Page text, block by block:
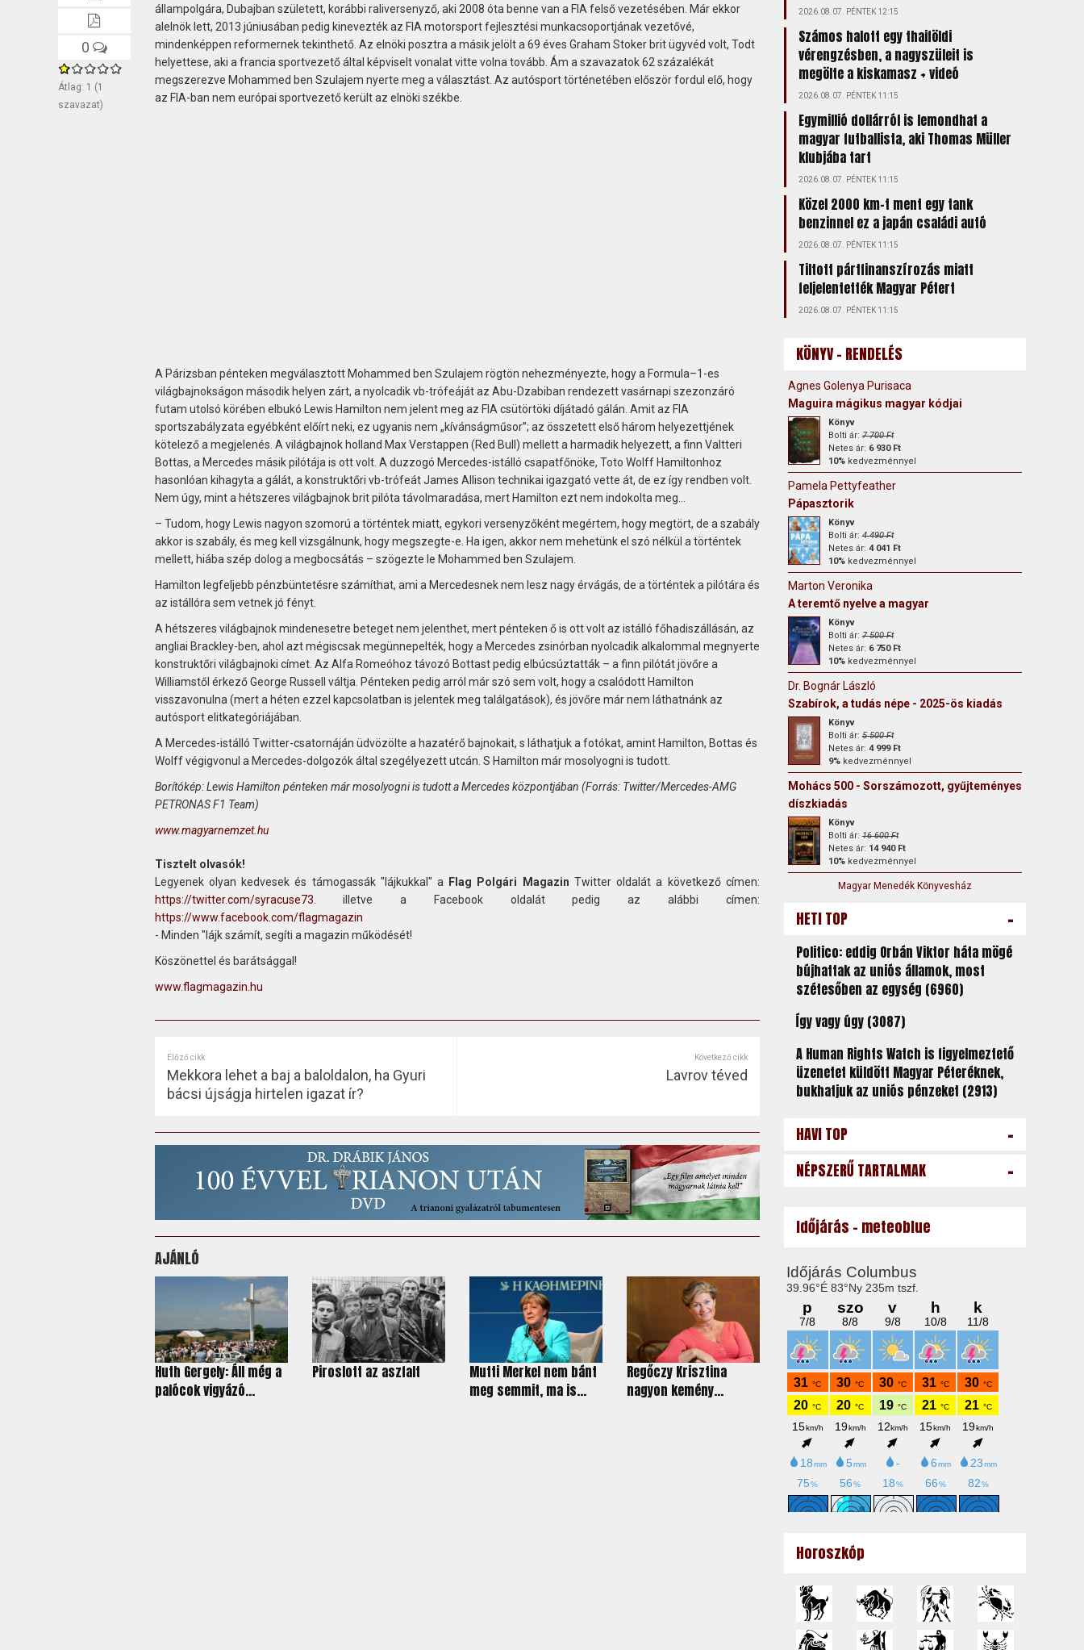
0
Átlag: 1 (1
szavazat)
állampolgára, Dubajban született, korábbi raliversenyző, aki 2008 óta benne van a FIA felső vezetésében. Már ekkor
alelnök lett, 2013 júniusában pedig kinevezték az FIA motorsport fejlesztési munkacsoportjának vezetővé,
mindenképpen reformernek tekinthető. Az elnöki posztra a másik jelölt a 69 éves Graham Stoker brit ügyvéd volt, Todt
helyettese, aki a francia sportvezető által képviselt vonalat vitte volna tovább. Ám a szavazatok 62 százalékát
megszerezve Mohammed ben Szulajem nyerte meg a választást. Az autósport történetében először fordul elő, hogy
az FIA-ban nem európai sportvezető került az elnöki székbe.
A Párizsban pénteken megválasztott Mohammed ben Szulajem rögtön nehezményezte, hogy a Formula–1-es
világbajnokságon második helyen zárt, a nyolcadik vb-trófeáját az Abu-Dzabiban rendezett vasárnapi szezonzáró
futam utolsó körében elbukó Lewis Hamilton nem jelent meg az FIA csütörtöki díjátadó gálán. Amit az FIA
sportszabályzata egyébként előírt neki, ez ugyanis nem „kívánságműsor”; az összetett első három helyezettjének
kötelező a megjelenés. A világbajnok holland Max Verstappen (Red Bull) mellett a harmadik helyezett, a finn Valtteri
Bottas, a Mercedes másik pilótája is ott volt. A duzzogó Mercedes-istálló csapatfőnöke, Toto Wolff Hamiltonhoz
hasonlóan kihagyta a gálát, a konstruktőri vb-trófeát James Allison technikai igazgató vette át, de ez így rendben volt.
Nem úgy, mint a hétszeres világbajnok brit pilóta távolmaradása, mert Hamilton ezt nem indokolta meg…
– Tudom, hogy Lewis nagyon szomorú a történtek miatt, egykori versenyzőként megértem, hogy megtört, de a szabály
akkor is szabály, és meg kell vizsgálnunk, hogy megszegte-e. Ha igen, akkor nem mehetünk el szó nélkül a történtek
mellett, hiába szép dolog a megbocsátás – szögezte le Mohammed ben Szulajem.
Hamilton legfeljebb pénzbüntetésre számíthat, ami a Mercedesnek nem lesz nagy érvágás, de a történtek a pilótára és
az istállóra sem vetnek jó fényt.
A hétszeres világbajnok mindenesetre beteget nem jelenthet, mert pénteken ő is ott volt az istálló főhadiszállásán, az
angliai Brackley-ben, ahol azt mégiscsak megünnepelték, hogy a Mercedes zsinórban nyolcadik alkalommal megnyerte
konstruktőri világbajnoki címet. Az Alfa Romeóhoz távozó Bottast pedig elbúcsúztatták – a finn pilótát jövőre a
Williamstől érkező George Russell váltja. Pénteken pedig arról már szó sem volt, hogy a csalódott Hamilton
visszavonulna (mert a héten ezzel kapcsolatban is jelentek meg találgatások), és jövőre már nem láthatnánk az
autósport elitkategóriájában.
A Mercedes-istálló Twitter-csatornáján üdvözölte a hazatérő bajnokait, s láthatjuk a fotókat, amint Hamilton, Bottas és
Wolff végigvonul a Mercedes-dolgozók által szegélyezett utcán. S Hamilton már mosolyogni is tudott.
Borítókép: Lewis Hamilton pénteken már mosolyogni is tudott a Mercedes központjában (Forrás: Twitter/Mercedes-AMG
PETRONAS F1 Team)
www.magyarnemzet.hu
Tisztelt olvasók!
Legyenek olyan kedvesek és támogassák "lájkukkal" a
Flag Polgári Magazin Twitter oldalát a következő címen:
https://twitter.com/syracuse73 . illetve a Facebook oldalát pedig az alábbi címen:
https://www.facebook.com/flagmagazin
- Minden "lájk számít, segíti a magazin működését!
Köszönettel és barátsággal!
www.flagmagazin.hu
Előző cikk
Mekkora lehet a baj a baloldalon, ha Gyuri
bácsi újságja hirtelen igazat ír?
Következő cikk
Lavrov téved
AJÁNLÓ
Huth Gergely: Áll még a
palócok vigyázó...
Piroslott az aszfalt
Mutti Merkel nem bánt
meg semmit, ma is...
Regőczy Krisztina
nagyon kemény...
2026.08.07. PÉNTEK 12:15
Számos halott egy thaiföldi
vérengzésben, a nagyszüleit is
megölte a kiskamasz + videó
2026.08.07. PÉNTEK 11:15
Egymillió dollárról is lemondhat a
magyar futballista, aki Thomas Müller
klubjába tart
2026.08.07. PÉNTEK 11:15
Közel 2000 km-t ment egy tank
benzinnel ez a japán családi autó
2026.08.07. PÉNTEK 11:15
Tiltott pártfinanszírozás miatt
feljelentették Magyar Pétert
2026.08.07. PÉNTEK 11:15
KÖNYV - RENDELÉS
Agnes Golenya Purisaca
Maguira mágikus magyar kódjai
Könyv
Bolti ár:7 700 Ft
Netes ár: 6 930 Ft
10%kedvezménnyel
Pamela Pettyfeather
Pápasztorik
Könyv
Bolti ár:4 490 Ft
Netes ár: 4 041 Ft
10%kedvezménnyel
Marton Veronika
A teremtő nyelve a magyar
Könyv
Bolti ár:7 500 Ft
Netes ár: 6 750 Ft
10%kedvezménnyel
Dr. Bognár László
Szabírok, ​a tudás népe - 2025-ös kiadás
Könyv
Bolti ár:5 500 Ft
Netes ár: 4 999 Ft
9%kedvezménnyel
Mohács 500 - Sorszámozott, gyűjteményes
díszkiadás
Könyv
Bolti ár:16 600 Ft
Netes ár: 14 940 Ft
10%kedvezménnyel
Magyar Menedék Könyvesház
HETI TOP -
Politico: eddig Orbán Viktor háta mögé
bújhattak az uniós államok, most
szétesőben az egység (6960)
Így vagy úgy (3087)
A Human Rights Watch is figyelmeztető
üzenetet küldött Magyar Péteréknek,
bukhatjuk az uniós pénzeket (2913)
HAVI TOP -
NÉPSZERŰ TARTALMAK -
Időjárás - meteoblue
Horoszkóp